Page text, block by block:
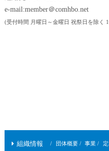
e-mail:member＠comhbo.net
(受付時間 月曜日～金曜日 祝祭日を除く
組織情報 団体概要 事業